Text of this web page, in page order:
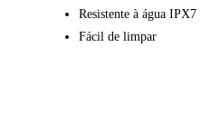
Resistente à água IPX7
Fácil de limpar